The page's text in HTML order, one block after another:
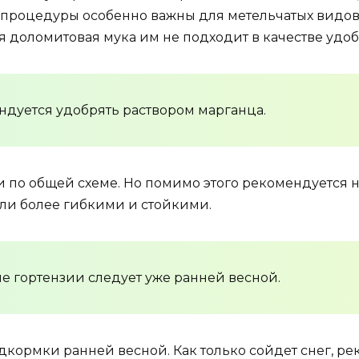
особенно важны для метельчатых
доломитовая мука им не подходит в качестве
удобрять раствором марганца.
общей схеме. Но помимо этого рекомендуется
более гибкими и стойкими.
гортензии следует уже ранней весной.
ранней весной. Как только сойдет снег,